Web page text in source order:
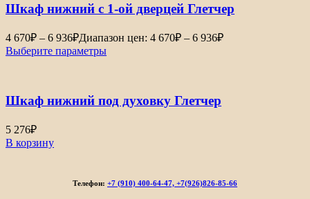
Шкаф нижний с 1-ой дверцей Глетчер
4 670₽ – 6 936₽Диапазон цен: 4 670₽ – 6 936₽
Выберите параметры
Шкаф нижний под духовку Глетчер
5 276₽
В корзину
Телефон: +7 (910) 400-64-47, +7(926)826-85-66